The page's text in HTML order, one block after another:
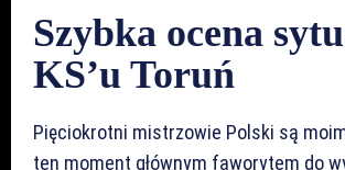
Szybka ocena
KS’u Toruń
Pięciokrotni mistrzowie Polski są
ten moment głównym faworytem do